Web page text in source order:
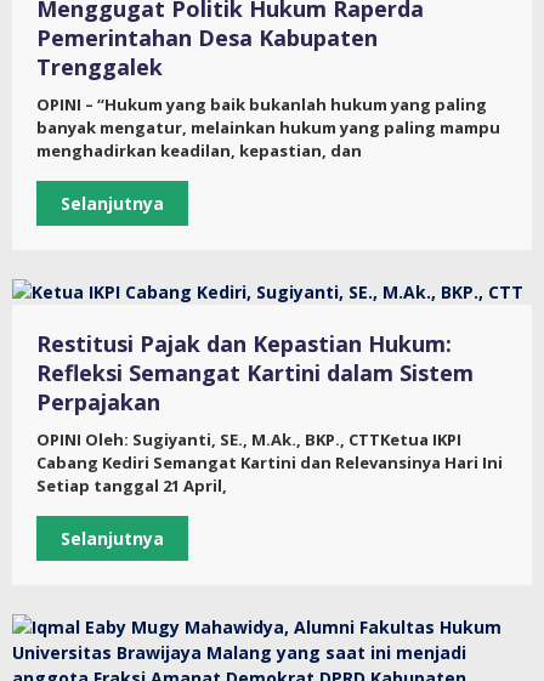
Menggugat Politik Hukum Raperda
Pemerintahan Desa Kabupaten
Trenggalek
OPINI – “Hukum yang baik bukanlah hukum yang paling
banyak mengatur, melainkan hukum yang paling mampu
menghadirkan keadilan, kepastian, dan
Selanjutnya
Restitusi Pajak dan Kepastian Hukum:
Refleksi Semangat Kartini dalam Sistem
Perpajakan
OPINI Oleh: Sugiyanti, SE., M.Ak., BKP., CTTKetua IKPI
Cabang Kediri Semangat Kartini dan Relevansinya Hari Ini
Setiap tanggal 21 April,
Selanjutnya